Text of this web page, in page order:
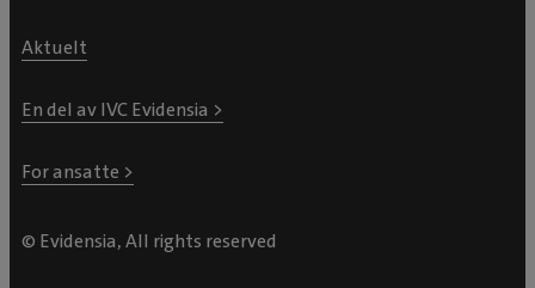
Aktuelt
En del av IVC Evidensia >
For ansatte >
© Evidensia, All rights reserved